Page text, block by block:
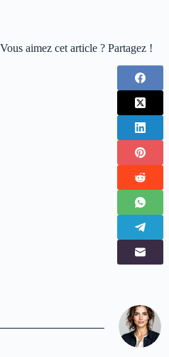
Vous aimez cet article ? Partagez !